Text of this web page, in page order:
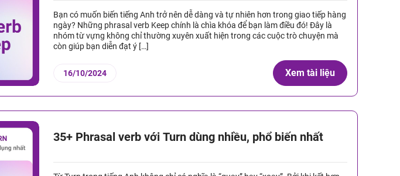
Bạn có muốn biến tiếng Anh trở nên dễ dàng và tự nhiên hơn trong giao tiếp hàng
ngày? Những phrasal verb Keep chính là chìa khóa để bạn làm điều đó! Đây là
nhóm từ vựng không chỉ thường xuyên xuất hiện trong các cuộc trò chuyện mà
còn giúp bạn diễn đạt ý […]
16/10/2024 Xem tài liệu
35+ Phrasal verb với Turn dùng nhiều, phổ biến nhất